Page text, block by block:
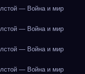
— Война и мир
— Война и мир
— Война и мир
— Война и мир